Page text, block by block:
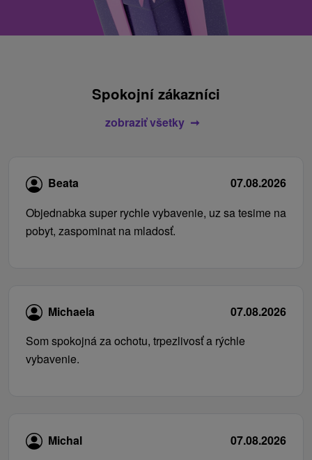
Spokojní zákazníci
zobraziť všetky
Beata
07.08.2026
Objednabka super rychle vybavenie, uz sa tesime na
pobyt, zaspominat na mladosť.
Michaela
07.08.2026
Som spokojná za ochotu, trpezlivosť a rýchle
vybavenie.
Michal
07.08.2026